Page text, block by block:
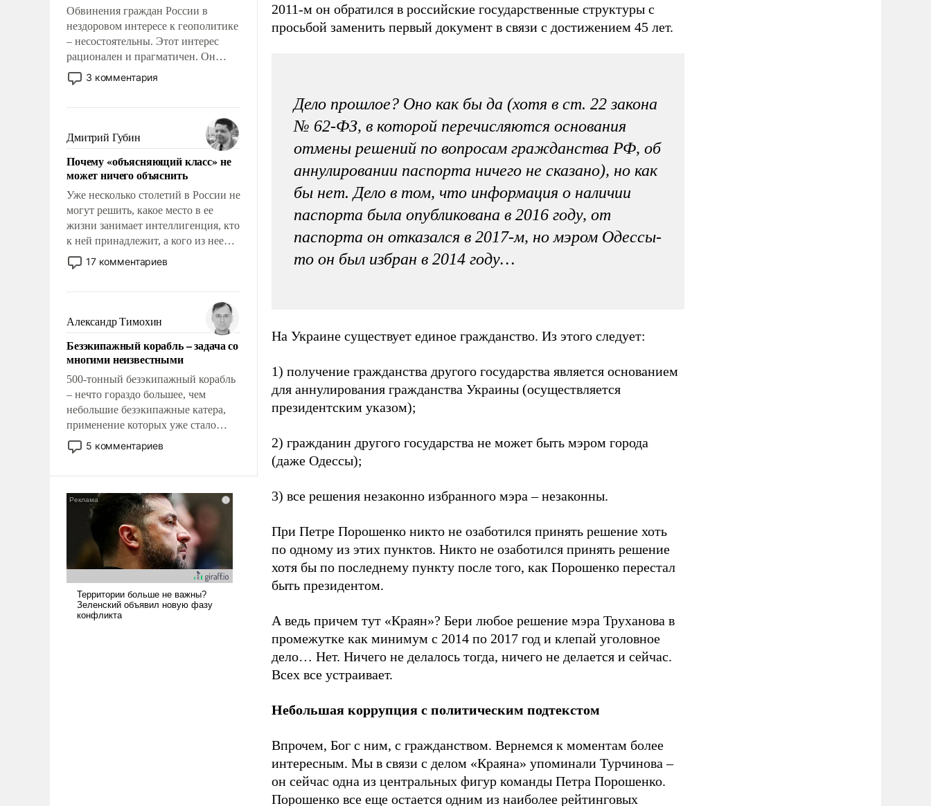
Обвинения граждан России в
нездоровом интересе к геополитике
– несостоятельны. Этот интерес
рационален и прагматичен. Он
обусловлен тысячелетним опытом
выживания в крайне непростых
знанием, что мировая политика
имеет свойство заявляться на порог
нашего дома.
3 комментария
Дмитрий Губин
Почему «объясняющий класс» не
может ничего объяснить
Уже несколько столетий в России не
могут решить, какое место в ее
жизни занимает интеллигенция, кто
к ней принадлежит, а кого из нее
исключили с правом
восстановления и без оного. И чем
казалось, что эти вопросы решены
раз и навсегда, но – нет, не решены.
17 комментариев
Александр Тимохин
Безэкипажный корабль – задача со
многими неизвестными
500-тонный безэкипажный корабль
– нечто гораздо большее, чем
небольшие безэкипажные катера,
применение которых уже стало
обыденностью. Задача по созданию
такого корабля очень сложна и
наши боевые возможности.
5 комментариев
2011-м он обратился в российские государственные структуры с
просьбой заменить первый документ в связи с достижением 45 лет.
Дело прошлое? Оно как бы да (хотя в ст. 22 закона
№ 62-ФЗ, в которой перечисляются основания
отмены решений по вопросам гражданства РФ, об
аннулировании паспорта ничего не сказано), но как
бы нет. Дело в том, что информация о наличии
паспорта была опубликована в 2016 году, от
паспорта он отказался в 2017-м, но мэром Одессы-
то он был избран в 2014 году…
На Украине существует единое гражданство. Из этого следует:
1) получение гражданства другого государства является основанием
для аннулирования гражданства Украины (осуществляется
президентским указом);
2) гражданин другого государства не может быть мэром города
(даже Одессы);
3) все решения незаконно избранного мэра – незаконны.
При Петре Порошенко никто не озаботился принять решение хоть
по одному из этих пунктов. Никто не озаботился принять решение
хотя бы по последнему пункту после того, как Порошенко перестал
быть президентом.
А ведь причем тут «Краян»? Бери любое решение мэра Труханова в
промежутке как минимум с 2014 по 2017 год и клепай уголовное
дело… Нет. Ничего не делалось тогда, ничего не делается и сейчас.
Всех все устраивает.
Небольшая коррупция с политическим подтекстом
Впрочем, Бог с ним, с гражданством. Вернемся к моментам более
интересным. Мы в связи с делом «Краяна» упоминали Турчинова –
он сейчас одна из центральных фигур команды Петра Порошенко.
Порошенко все еще остается одним из наиболее рейтинговых